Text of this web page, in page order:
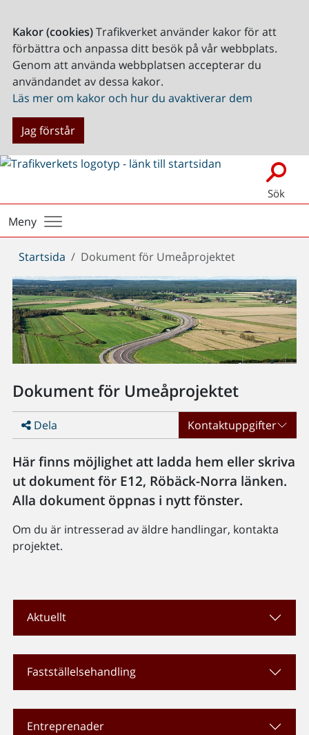
Kakor (cookies)Trafikverket använder kakor för att
förbättra och anpassa ditt besök på vår webbplats.
Genom att använda webbplatsen accepterar du
användandet av dessa kakor.
Läs mer om kakor och hur du avaktiverar dem
Jag förstår
Sök
Meny
Du
är
här:
Startsida Dokument för Umeåprojektet
Dokument för Umeåprojektet
Dela Kontaktuppgifter
Här finns möjlighet att ladda hem eller skriva
ut dokument för E12, Röbäck-Norra länken.
Alla dokument öppnas i nytt fönster.
Om du är intresserad av äldre handlingar, kontakta
projektet.
Aktuellt
Fastställelsehandling
Entreprenader